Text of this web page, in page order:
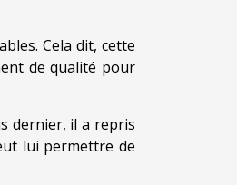
Cela dit, cette
de qualité pour
dernier, il a repris
lui permettre de